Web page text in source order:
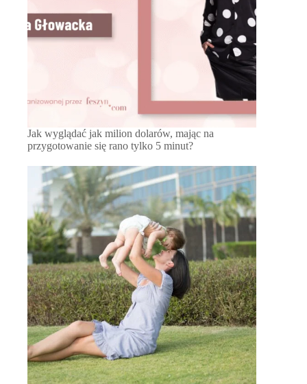
Jak wyglądać jak milion dolarów, mając na
przygotowanie się rano tylko 5 minut?